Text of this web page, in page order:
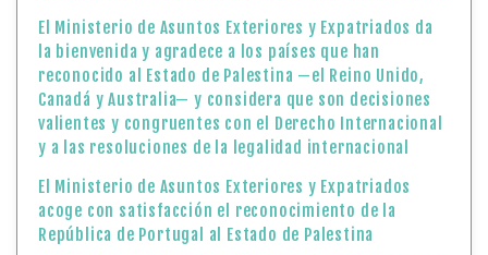
El Ministerio de Asuntos Exteriores y Expatriados da
la bienvenida y agradece a los países que han
reconocido al Estado de Palestina —el Reino Unido,
Canadá y Australia— y considera que son decisiones
valientes y congruentes con el Derecho Internacional
y a las resoluciones de la legalidad internacional
El Ministerio de Asuntos Exteriores y Expatriados
acoge con satisfacción el reconocimiento de la
República de Portugal al Estado de Palestina